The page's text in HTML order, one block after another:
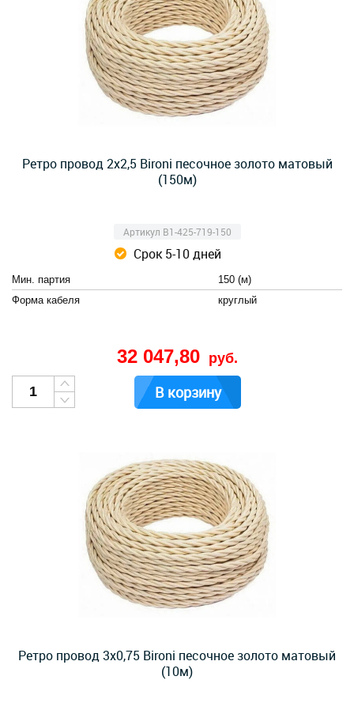
Ретро провод 2х2,5 Bironi песочное золото матовый
(150м)
Артикул B1-425-719-150
Срок 5-10 дней
Мин. партия
150 (м)
Форма кабеля
круглый
32 047,80 руб.
В корзину
Ретро провод 3х0,75 Bironi песочное золото матовый
(10м)